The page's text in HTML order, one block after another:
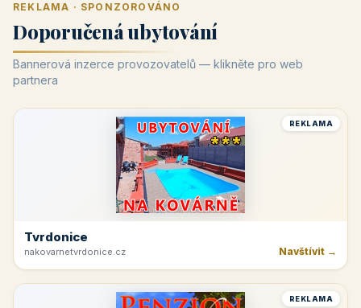
REKLAMA · SPONZOROVÁNO
Doporučená ubytování
Bannerová inzerce provozovatelů — klikněte pro web
partnera
REKLAMA
Tvrdonice
nakovarnetvrdonice.cz Navštívit →
REKLAMA